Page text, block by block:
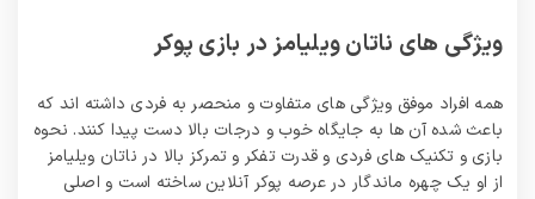
ویژگی های ناتان ویلیامز در بازی پوکر
همه افراد موفق ویژگی های متفاوت و منحصر به فردی داشته اند که
باعث شده آن ها به جایگاه خوب و درجات بالا دست پیدا کنند. نحوه
بازی و تکنیک های فردی و قدرت تفکر و تمرکز بالا در ناتان ویلیامز
از او يک چهره ماندگار در عرصه پوکر آنلاین ساخته است و اصلی